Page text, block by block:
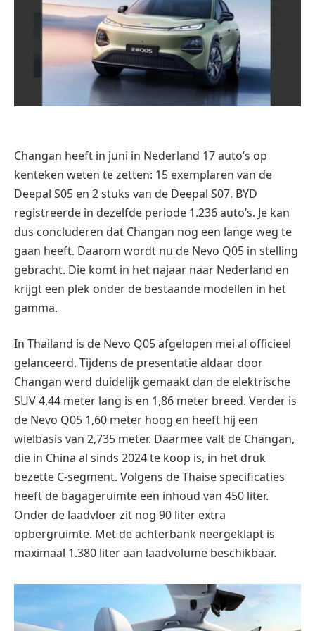
Changan heeft in juni in Nederland 17 auto’s op
kenteken weten te zetten: 15 exemplaren van de
Deepal S05 en 2 stuks van de Deepal S07. BYD
registreerde in dezelfde periode 1.236 auto’s. Je kan
dus concluderen dat Changan nog een lange weg te
gaan heeft. Daarom wordt nu de Nevo Q05 in stelling
gebracht. Die komt in het najaar naar Nederland en
krijgt een plek onder de bestaande modellen in het
gamma.
In Thailand is de Nevo Q05 afgelopen mei al officieel
gelanceerd. Tijdens de presentatie aldaar door
Changan werd duidelijk gemaakt dan de elektrische
SUV 4,44 meter lang is en 1,86 meter breed. Verder is
de Nevo Q05 1,60 meter hoog en heeft hij een
wielbasis van 2,735 meter. Daarmee valt de Changan,
die in China al sinds 2024 te koop is, in het druk
bezette C-segment. Volgens de Thaise specificaties
heeft de bagageruimte een inhoud van 450 liter.
Onder de laadvloer zit nog 90 liter extra
opbergruimte. Met de achterbank neergeklapt is
maximaal 1.380 liter aan laadvolume beschikbaar.